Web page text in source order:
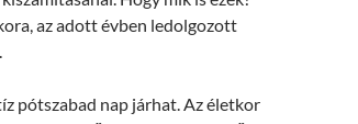
az adott évben ledolgozott
pótszabad nap járhat. Az életkor